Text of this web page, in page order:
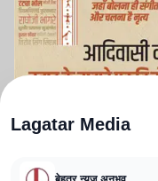
Lagatar Media